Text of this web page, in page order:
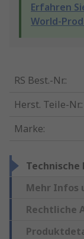
Erfahren
World-
RS Best.-Nr.:
Herst. Teile-Nr.:
Marke:
Technische
Mehr Infos
Rechtliche